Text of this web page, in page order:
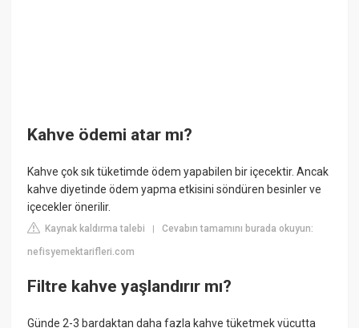
Kahve ödemi atar mı?
Kahve çok sık tüketimde ödem yapabilen bir içecektir. Ancak
kahve diyetinde ödem yapma etkisini söndüren besinler ve
içecekler önerilir.
Kaynak kaldırma talebi |Cevabın tamamını burada okuyun:
nefisyemektarifleri.com
Filtre kahve yaşlandırır mı?
Günde 2-3 bardaktan daha fazla kahve tüketmek vücutta